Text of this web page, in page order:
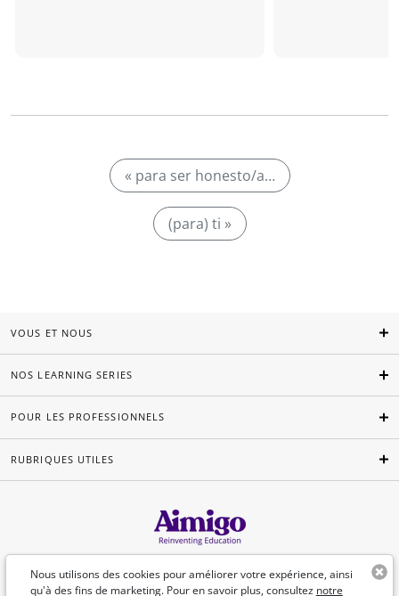
« para ser honesto/a…
(para) ti »
Nous utilisons des cookies pour améliorer votre expérience, ainsi
qu'à des fins de marketing. Pour en savoir plus, consultez notre
VOUS ET NOUS
NOS LEARNING SERIES
POUR LES PROFESSIONNELS
RUBRIQUES UTILES
Français